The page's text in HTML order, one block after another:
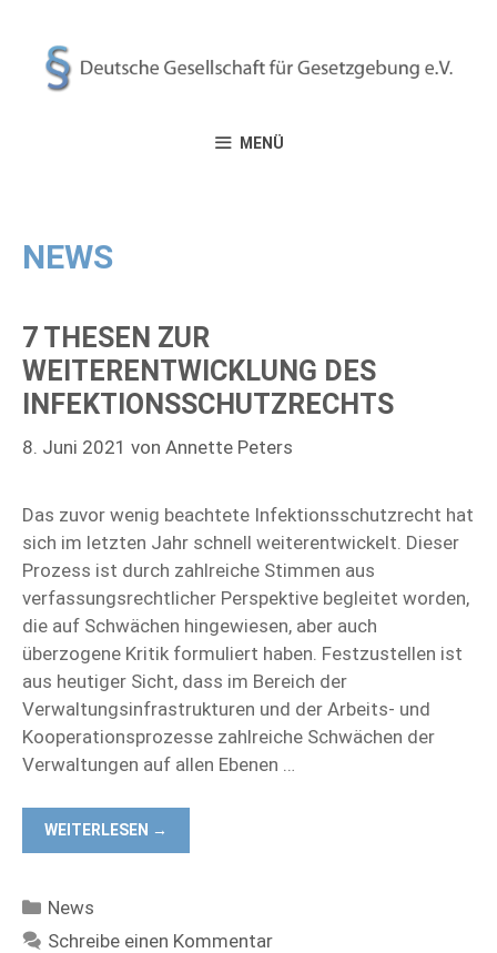
springen
MENÜ
NEWS
7 THESEN ZUR
WEITERENTWICKLUNG DES
INFEKTIONSSCHUTZRECHTS
8. Juni 2021 von Annette Peters
Das zuvor wenig beachtete Infektionsschutzrecht hat
sich im letzten Jahr schnell weiterentwickelt. Dieser
Prozess ist durch zahlreiche Stimmen aus
verfassungsrechtlicher Perspektive begleitet worden,
die auf Schwächen hingewiesen, aber auch
überzogene Kritik formuliert haben. Festzustellen ist
aus heutiger Sicht, dass im Bereich der
Verwaltungsinfrastrukturen und der Arbeits- und
Kooperationsprozesse zahlreiche Schwächen der
Verwaltungen auf allen Ebenen …
WEITERLESEN →
Kategorien
News
Schreibe einen Kommentar